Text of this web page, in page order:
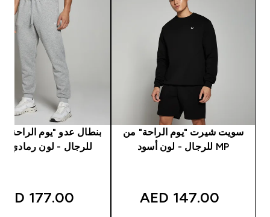
سويت شيرت "يوم الراحة" من
MP للرجال - لون أسود
147.00 AED‎
للرجال - لون رمادي
177.00 AED‎